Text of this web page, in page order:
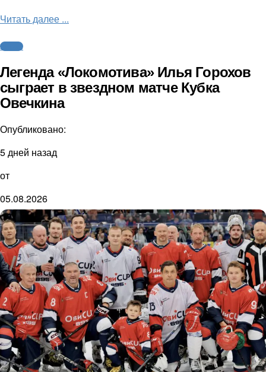
Читать далее ...
Хоккей
Легенда «Локомотива» Илья Горохов
сыграет в звездном матче Кубка
Овечкина
Опубликовано:
5 дней назад
от
05.08.2026